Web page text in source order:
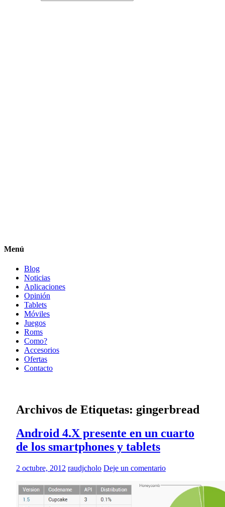
Menú
Blog
Noticias
Aplicaciones
Opinión
Tablets
Móviles
Juegos
Roms
Como?
Accesorios
Ofertas
Contacto
Archivos de Etiquetas: gingerbread
Android 4.X presente en un cuarto
de los smartphones y tablets
2 octubre, 2012 raudjcholo Deje un comentario